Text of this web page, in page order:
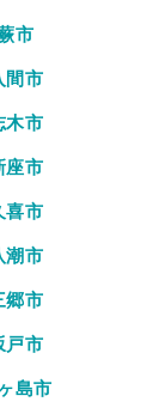
市
間市
木市
座市
喜市
潮市
郷市
戸市
島市